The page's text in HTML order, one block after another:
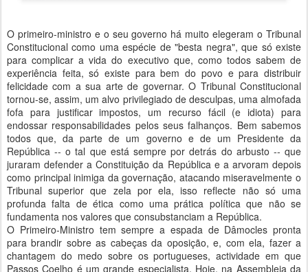
O primeiro-ministro e o seu governo há muito elegeram o Tribunal
Constitucional como uma espécie de "besta negra", que só existe
para complicar a vida do executivo que, como todos sabem de
experiência feita, só existe para bem do povo e para distribuir
felicidade com a sua arte de governar. O Tribunal Constitucional
tornou-se, assim, um alvo privilegiado de desculpas, uma almofada
fofa para justificar impostos, um recurso fácil (e idiota) para
endossar responsabilidades pelos seus falhanços. Bem sabemos
todos que, da parte de um governo e de um Presidente da
República -- o tal que está sempre por detrás do arbusto -- que
juraram defender a Constituição da República e a arvoram depois
como principal inimiga da governação, atacando miseravelmente o
Tribunal superior que zela por ela, isso reflecte não só uma
profunda falta de ética como uma prática política que não se
fundamenta nos valores que consubstanciam a República.
O Primeiro-Ministro tem sempre a espada de Dâmocles pronta
para brandir sobre as cabeças da oposição, e, com ela, fazer a
chantagem do medo sobre os portugueses, actividade em que
Passos Coelho é um grande especialista. Hoje, na Assembleia da